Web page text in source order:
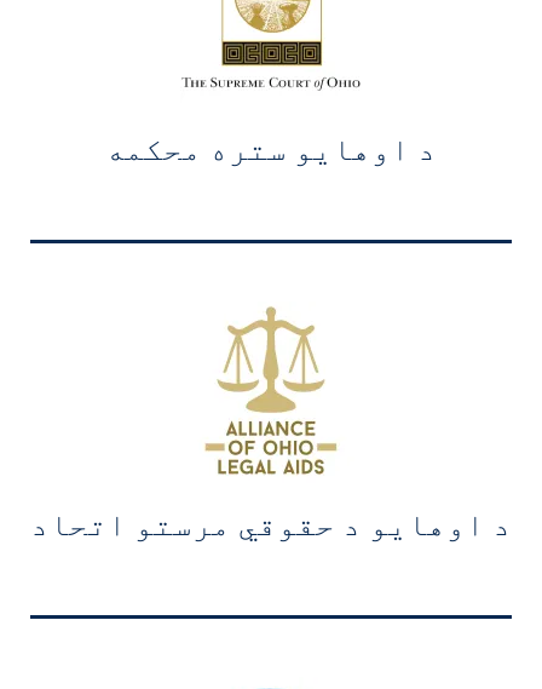
د اوهایو ستره محکمه
د اوهایو د حقوقي مرستو اتحاد